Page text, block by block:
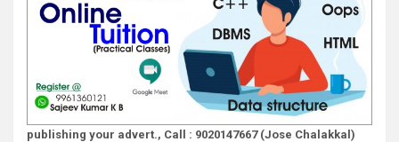
publishing your advert., Call : 9020147667 (Jose Chalakkal)